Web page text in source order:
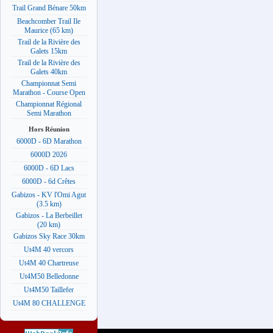
Trail Grand Bénare 50km
Beachcomber Trail Ile
Maurice (65 km)
Trail de la Rivière des
Galets 15km
Trail de la Rivière des
Galets 40km
Championnat Semi
Marathon - Course Open
Championnat Régional
Semi Marathon
Hors Réunion
6000D - 6D Marathon
6000D 2026
6000D - 6D Lacs
6000D - 6d Crêtes
Gabizos - KV l'Omi Agut
(3.5 km)
Gabizos - La Berbeillet
(20 km)
Gabizos Sky Race 30km
Ut4M 40 vercors
Ut4M 40 Chartreuse
Ut4M50 Belledonne
Ut4M50 Taillefer
Ut4M 80 CHALLENGE